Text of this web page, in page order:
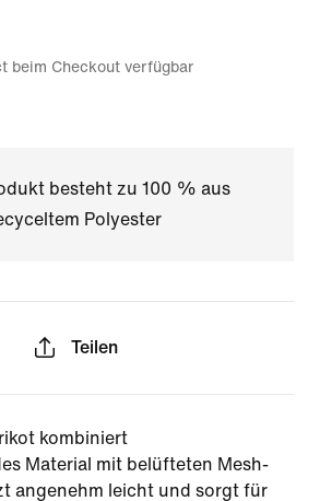
beim Checkout verfügbar
besteht zu 100 % aus
Polyester
Teilen
kombiniert
Material mit belüfteten Mesh-
angenehm leicht und sorgt für